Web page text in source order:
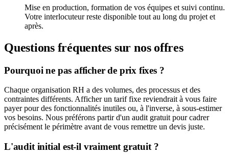
Mise en production, formation de vos équipes et suivi continu.
Votre interlocuteur reste disponible tout au long du projet et
après.
Questions fréquentes sur nos offres
Pourquoi ne pas afficher de prix fixes ?
Chaque organisation RH a des volumes, des processus et des
contraintes différents. Afficher un tarif fixe reviendrait à vous faire
payer pour des fonctionnalités inutiles ou, à l'inverse, à sous-estimer
vos besoins. Nous préférons partir d'un audit gratuit pour cadrer
précisément le périmètre avant de vous remettre un devis juste.
L'audit initial est-il vraiment gratuit ?